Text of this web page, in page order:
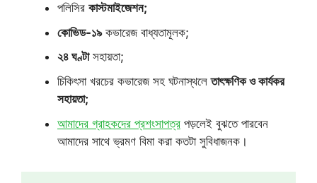
পলিসির কাস্টমাইজেশন;
কোভিড-১৯কভারেজ বাধ্যতামূলক;
২৪ ঘণ্টাসহায়তা;
চিকিৎসা খরচের কভারেজ সহ ঘটনাস্থলেতাৎক্ষণিক ও কার্যকর
সহায়তা;
আমাদের গ্রাহকদের প্রশংসাপত্র পড়লেই বুঝতে পারবেন
আমাদের সাথে ভ্রমণ বিমা করা কতটা সুবিধাজনক।